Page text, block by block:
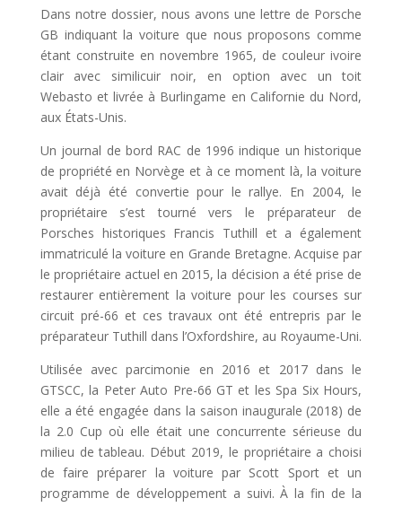
Dans notre dossier, nous avons une lettre de Porsche
GB indiquant la voiture que nous proposons comme
étant construite en novembre 1965, de couleur ivoire
clair avec similicuir noir, en option avec un toit
Webasto et livrée à Burlingame en Californie du Nord,
aux États-Unis.
Un journal de bord RAC de 1996 indique un historique
de propriété en Norvège et à ce moment là, la voiture
avait déjà été convertie pour le rallye. En 2004, le
propriétaire s’est tourné vers le préparateur de
Porsches historiques Francis Tuthill et a également
immatriculé la voiture en Grande Bretagne. Acquise par
le propriétaire actuel en 2015, la décision a été prise de
restaurer entièrement la voiture pour les courses sur
circuit pré-66 et ces travaux ont été entrepris par le
préparateur Tuthill dans l’Oxfordshire, au Royaume-Uni.
Utilisée avec parcimonie en 2016 et 2017 dans le
GTSCC, la Peter Auto Pre-66 GT et les Spa Six Hours,
elle a été engagée dans la saison inaugurale (2018) de
la 2.0 Cup où elle était une concurrente sérieuse du
milieu de tableau. Début 2019, le propriétaire a choisi
de faire préparer la voiture par Scott Sport et un
programme de développement a suivi. À la fin de la